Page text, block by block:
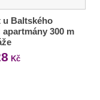
u Baltského
apartmány 300 m
Kč